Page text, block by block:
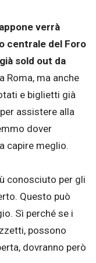
verrà
centrale del Foro
sold out da
Roma, ma anche
e biglietti già
assistere alla
dover
capire meglio.
conosciuto per gli
Questo può
Sì perché se i
possono
dovranno però